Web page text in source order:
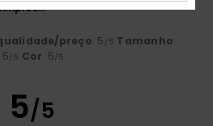
preço: 5 /5 Tamanho:
5/5 Cor: 5/5
5/5